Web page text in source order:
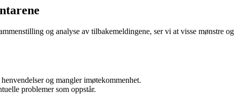
og analyse av tilbakemeldingene, ser vi at visse mønstre og
og mangler imøtekommenhet.
problemer som oppstår.